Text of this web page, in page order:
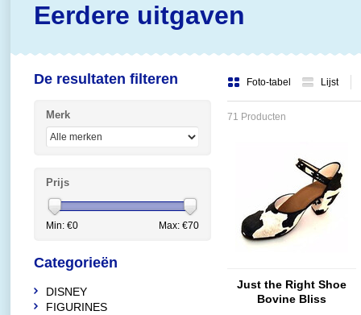
Eerdere uitgaven
Foto-tabel Lijst
71 Producten
Just the Right Shoe
Bovine Bliss
De resultaten filteren
Merk
Prijs
Min: €0 Max: €70
Categorieën
DISNEY
FIGURINES